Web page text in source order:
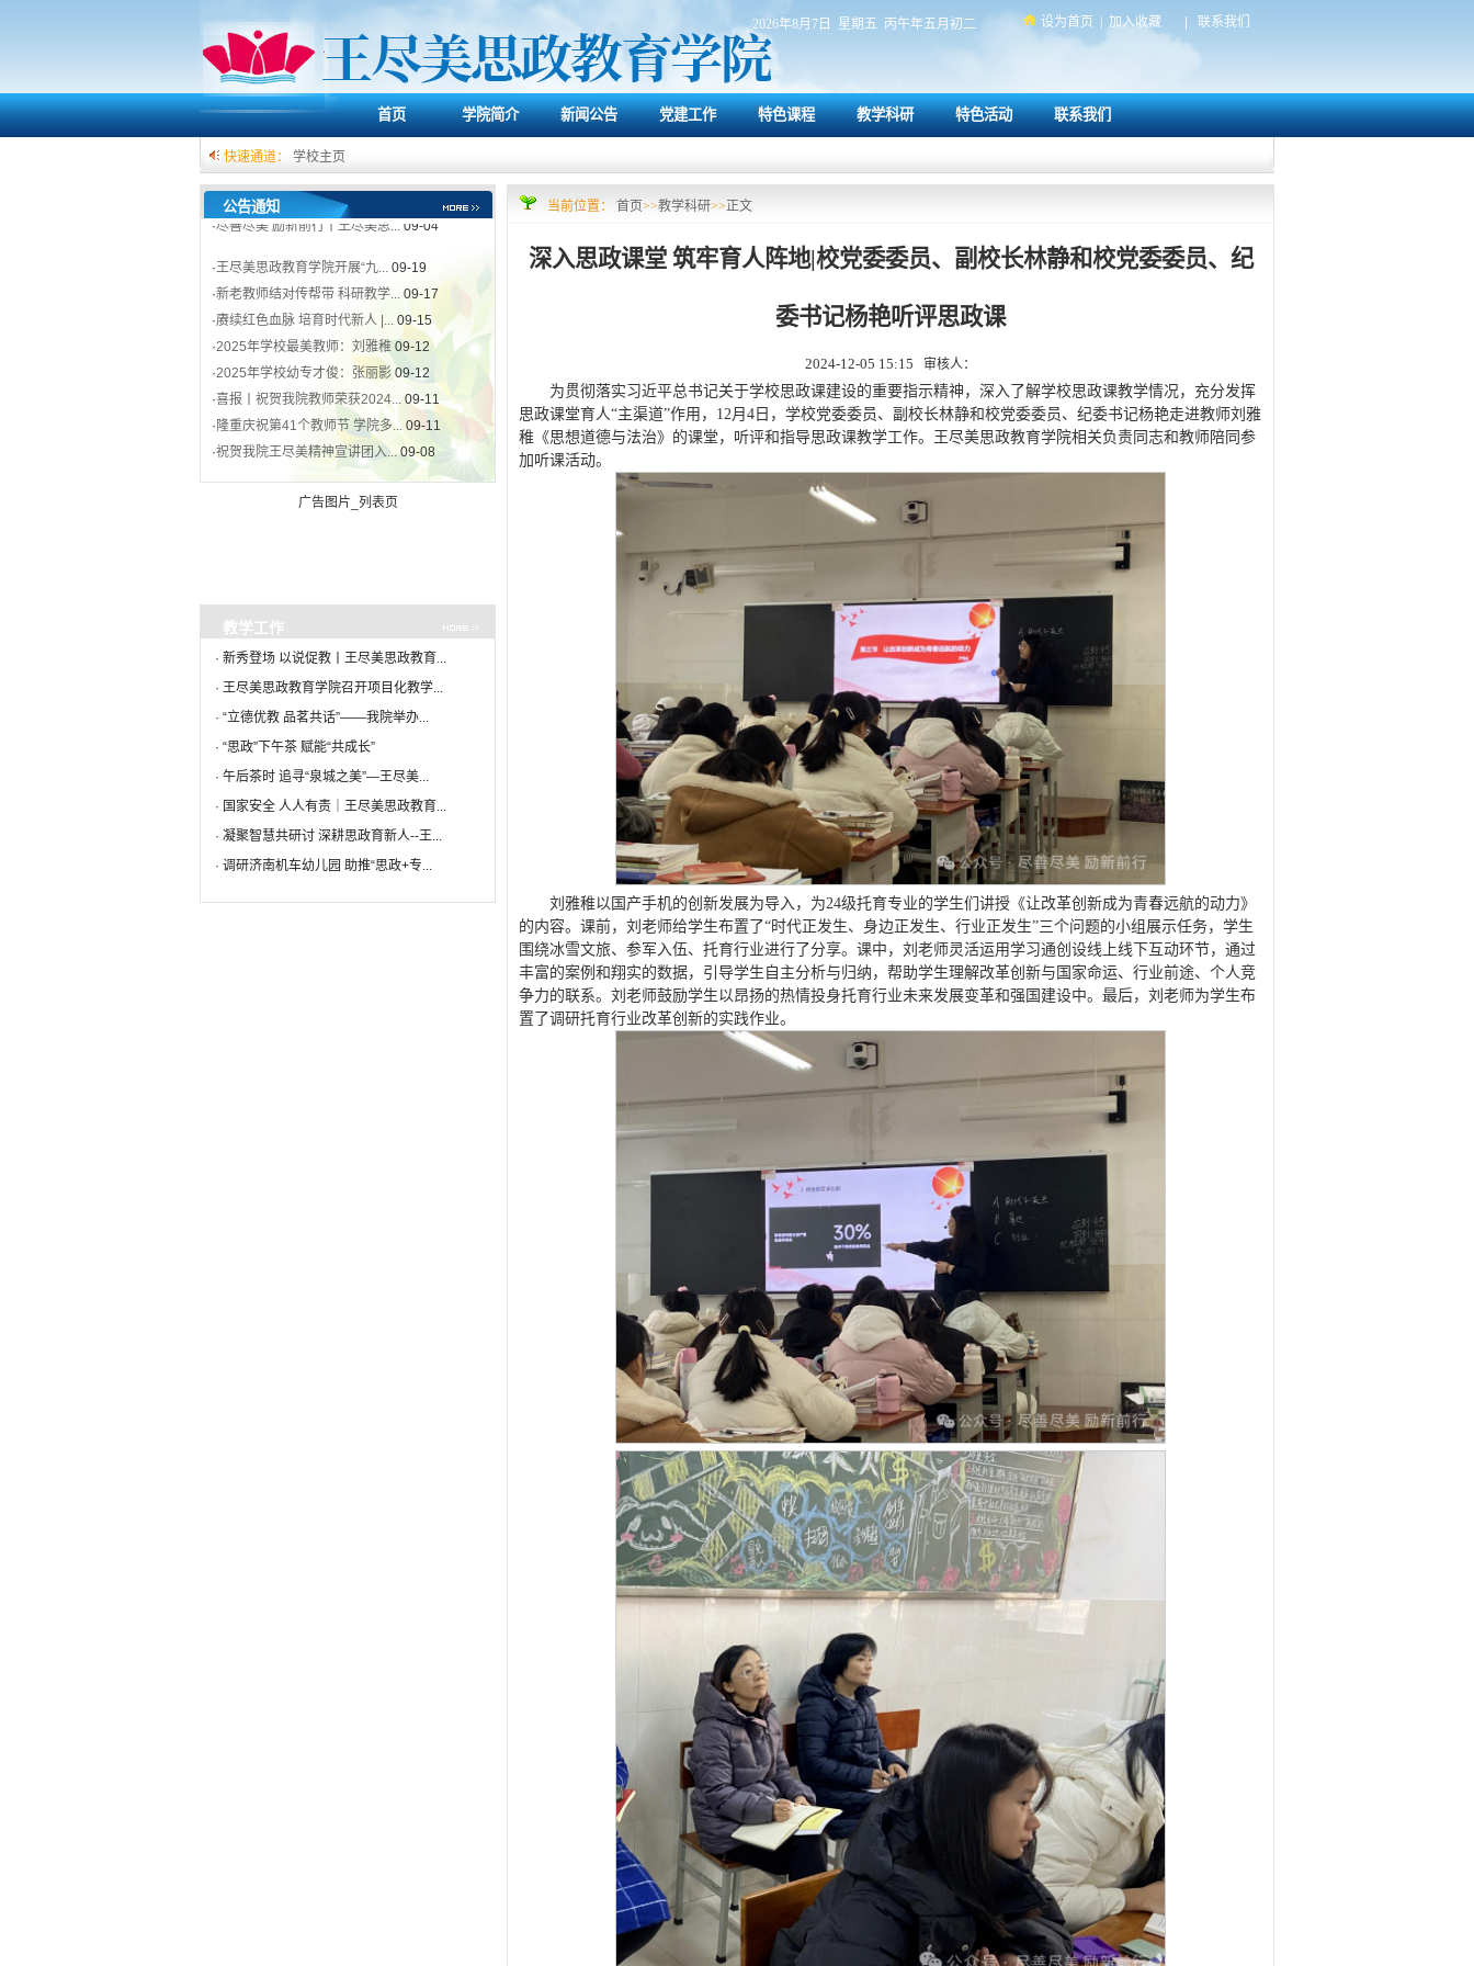
2026年8月7日 星期五 丙午年五月初二 设为首页 加入收藏 联系我们
首页 学院简介 新闻公告 党建工作 特色课程 教学科研 特色活动 联系我们
快速通道： 学校主页
公告通知
·赓续红色血脉 培育时代新人 |... 09-15
·2025年学校最美教师：刘雅稚 09-12
·2025年学校幼专才俊：张丽影 09-12
喜报丨祝贺我院教师荣获2024... 09-11
· 隆重庆祝第41个教师节 学院多...
·祝贺我院王尽美精神宣讲团入... 09-08
尽善尽美 励新前行丨王尽美思...
·新老教师结对传帮带 科研教学... 09-17
·赓续红色血脉 培育时代新人 |... 09-15
·2025年学校最美教师：刘雅稚 09-12
·2025年学校幼专才俊：张丽影 09-12
·喜报丨祝贺我院教师荣获2024... 09-11
·隆重庆祝第41个教师节 学院多... 09-11
· 祝贺我院王尽美精神宣讲团入... 09-08
·尽善尽美 励新前行丨王尽美思... 09-04
广告图片_列表页
教学工作
· 新秀登场 以说促教丨王尽美思政教育...
· 王尽美思政教育学院召开项目化教学...
· “立德优教 品茗共话”——我院举办...
· “思政”下午茶 赋能“共成长”
· 午后茶时 追寻“泉城之美”—王尽美...
· 国家安全 人人有责｜王尽美思政教育...
· 凝聚智慧共研讨 深耕思政育新人--王...
· 调研济南机车幼儿园 助推“思政+专...
当前位置： 首页>>教学科研>>正文
深入思政课堂 筑牢育人阵地|校党委委员、副校长林静和校党委委员、纪
委书记杨艳听评思政课
2024-12-05 15:15 审核人：
为贯彻落实习近平总书记关于学校思政课建设的重要指示精神，深入了解学校思政课教学情况，充分发挥
思政课堂育人“主渠道”作用，12月4日，学校党委委员、副校长林静和校党委委员、纪委书记杨艳走进教师刘雅
稚《思想道德与法治》的课堂，听评和指导思政课教学工作。王尽美思政教育学院相关负责同志和教师陪同参
加听课活动。
刘雅稚以国产手机的创新发展为导入，为24级托育专业的学生们讲授《让改革创新成为青春远航的动力》
的内容。课前，刘老师给学生布置了“时代正发生、身边正发生、行业正发生”三个问题的小组展示任务，学生
围绕冰雪文旅、参军入伍、托育行业进行了分享。课中，刘老师灵活运用学习通创设线上线下互动环节，通过
丰富的案例和翔实的数据，引导学生自主分析与归纳，帮助学生理解改革创新与国家命运、行业前途、个人竞
争力的联系。刘老师鼓励学生以昂扬的热情投身托育行业未来发展变革和强国建设中。最后，刘老师为学生布
置了调研托育行业改革创新的实践作业。